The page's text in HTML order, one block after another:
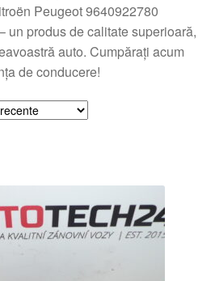
Peugeot 9640922780
un produs de calitate superioară,
auto. Cumpărați acum
de conducere!